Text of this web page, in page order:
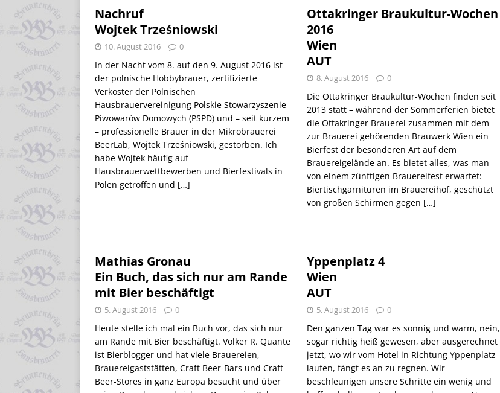
Nachruf
Wojtek Trześniowski
10. August 2016 0
In der Nacht vom 8. auf den 9. August 2016 ist
der polnische Hobbybrauer, zertifizierte
Verkoster der Polnischen
Hausbrauervereinigung Polskie Stowarzyszenie
Piwowarów Domowych (PSPD) und – seit kurzem
– professionelle Brauer in der Mikrobrauerei
BeerLab, Wojtek Trześniowski, gestorben. Ich
habe Wojtek häufig auf
Hausbrauerwettbewerben und Bierfestivals in
Polen getroffen und […]
Ottakringer Braukultur-Wochen
2016
Wien
AUT
8. August 2016 0
Die Ottakringer Braukultur-Wochen finden seit
2013 statt – während der Sommerferien bietet
die Ottakringer Brauerei zusammen mit dem
zur Brauerei gehörenden Brauwerk Wien ein
Bierfest der besonderen Art auf dem
Brauereigelände an. Es bietet alles, was man
von einem zünftigen Brauereifest erwartet:
Biertischgarnituren im Brauereihof, geschützt
von großen Schirmen gegen […]
Mathias Gronau
Ein Buch, das sich nur am Rande
mit Bier beschäftigt
5. August 2016 0
Heute stelle ich mal ein Buch vor, das sich nur
am Rande mit Bier beschäftigt. Volker R. Quante
ist Bierblogger und hat viele Brauereien,
Brauereigaststätten, Craft Beer-Bars und Craft
Beer-Stores in ganz Europa besucht und über
Yppenplatz 4
Wien
AUT
5. August 2016 0
Den ganzen Tag war es sonnig und warm, nein,
sogar richtig heiß gewesen, aber ausgerechnet
jetzt, wo wir vom Hotel in Richtung Yppenplatz
laufen, fängt es an zu regnen. Wir
beschleunigen unsere Schritte ein wenig und